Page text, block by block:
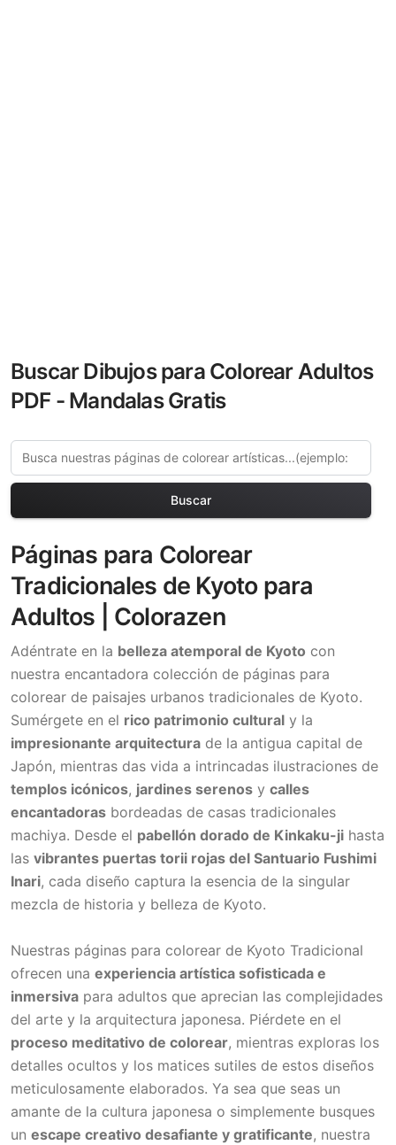
Buscar Dibujos para Colorear Adultos
PDF - Mandalas Gratis
Buscar
Páginas para Colorear
Tradicionales de Kyoto para
Adultos | Colorazen
Adéntrate en la belleza atemporal de Kyoto con
nuestra encantadora colección de páginas para
colorear de paisajes urbanos tradicionales de Kyoto.
Sumérgete en el rico patrimonio cultural y la
impresionante arquitectura de la antigua capital de
Japón, mientras das vida a intrincadas ilustraciones de
templos icónicos, jardines serenos y calles
encantadoras bordeadas de casas tradicionales
machiya. Desde el pabellón dorado de Kinkaku-ji hasta
las vibrantes puertas torii rojas del Santuario Fushimi
Inari, cada diseño captura la esencia de la singular
mezcla de historia y belleza de Kyoto.
Nuestras páginas para colorear de Kyoto Tradicional
ofrecen una experiencia artística sofisticada e
inmersiva para adultos que aprecian las complejidades
del arte y la arquitectura japonesa. Piérdete en el
proceso meditativo de colorear, mientras exploras los
detalles ocultos y los matices sutiles de estos diseños
meticulosamente elaborados. Ya sea que seas un
amante de la cultura japonesa o simplemente busques
un escape creativo desafiante y gratificante, nuestra